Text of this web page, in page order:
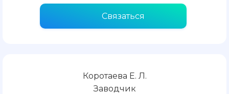
Связаться
Коротаева Е. Л.
Заводчик